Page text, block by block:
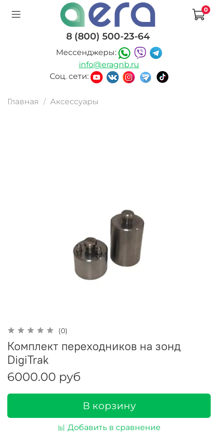
0
8 (800) 500-23-64
Мессенджеры:
info@eragnb.ru
Соц. сети:
Главная Аксессуары
(0)
Комплект переходников на зонд
DigiTrak
6000.00 руб
В корзину
Добавить в сравнение